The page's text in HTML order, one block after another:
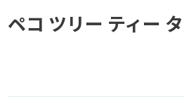
ペコ ツリー ティー